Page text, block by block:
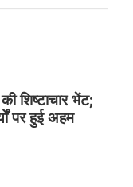
शिष्टाचार भेंट;
पर हुई अहम